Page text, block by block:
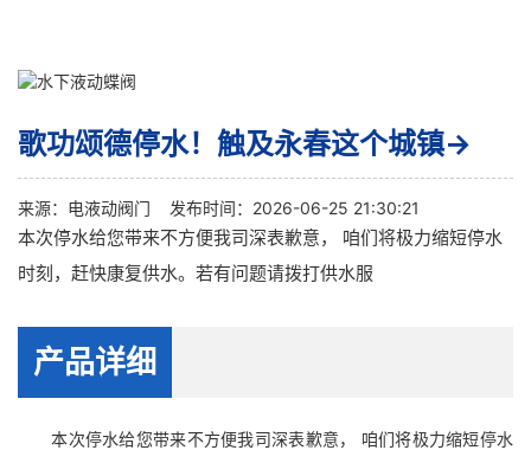
歌功颂德停水！触及永春这个城镇→
来源： 电液动阀门 发布时间：2026-06-25 21:30:21
本次停水给您带来不方便我司深表歉意， 咱们将极力缩短停水
时刻，赶快康复供水。若有问题请拨打供水服
产品详细
本次停水给您带来不方便我司深表歉意， 咱们将极力缩短停水